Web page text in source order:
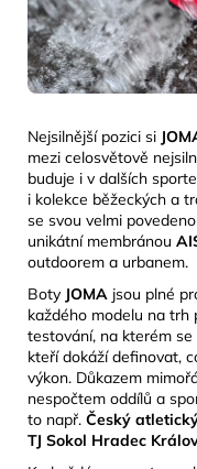
Nejsilnější pozici si
mezi celosvětově
buduje i v dalších
i kolekce běžeckých a
se svou velmi
unikátní membránou
outdoorem a urbanem.
Boty JOMA jsou plné
každého modelu na trh
testování, na kterém
kteří dokáží definovat,
výkon. Důkazem
nespočtem oddílů a
to např. Český
TJ Sokol Hradec